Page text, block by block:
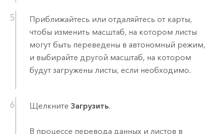
Приближайтесь или отдаляйтесь от карты,
чтобы изменить масштаб, на котором листы
могут быть переведены в автономный режим,
и выбирайте другой масштаб, на котором
будут загружены листы, если необходимо.
Щелкните Загрузить.
В процессе перевода данных и листов в